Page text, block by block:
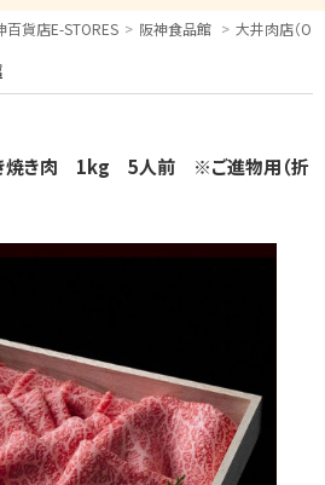
から探す から探す
百貨店E-STORES 阪神食品館 大井肉店（
焼き肉 1kg 5人前 ※ご進物用（折